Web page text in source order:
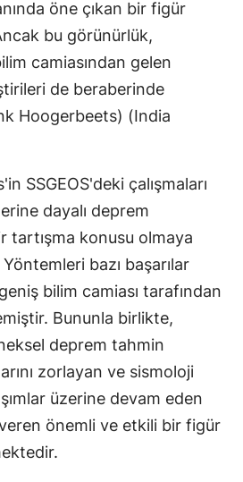
öne çıkan bir figür
bu görünürlük,
camiasından gelen
de beraberinde
Hoogerbeets)​​ (India
SSGEOS'deki çalışmaları
dayalı deprem
tartışma konusu olmaya
bazı başarılar
bilim camiası tarafından
Bununla birlikte,
deprem tahmin
zorlayan ve sismoloji
üzerine devam eden
önemli ve etkili bir figür